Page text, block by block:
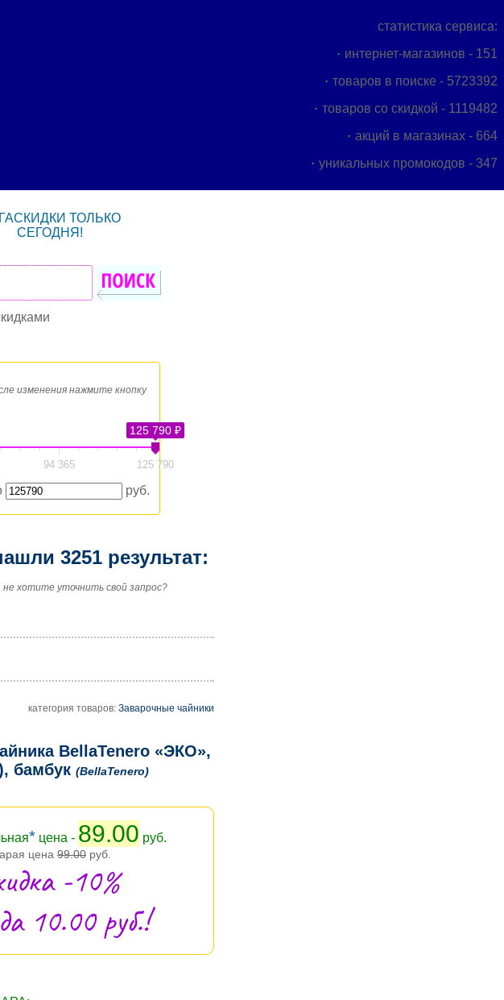
статистика сервиса:
интернет-магазинов - 151
товаров в поиске - 5723392
товаров со скидкой - 1119482
акций в магазинах - 664
уникальных промокодов - 347
ТОЛЬКО
СЕГОДНЯ!
изменения нажмите кнопку
125 790 ₽
94 365 125 790
руб.
3251 результат:
хотите уточнить свой запрос?
категория товаров: Заварочные чайники
BellaTenero «ЭКО»,
бамбук (BellaTenero)
* цена - 89.00 руб.
цена 99.00 руб.
-10%
10.00 руб.!